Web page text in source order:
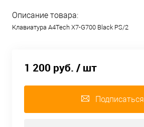
Описание товара:
Клавиатура A4Tech X7-G700 Black PS/2
1 200 руб. / шт
Подписаться